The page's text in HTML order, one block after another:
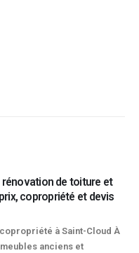
énergétique des
et rôles du syndic et
énergétique est essentielle
des bâtiments et